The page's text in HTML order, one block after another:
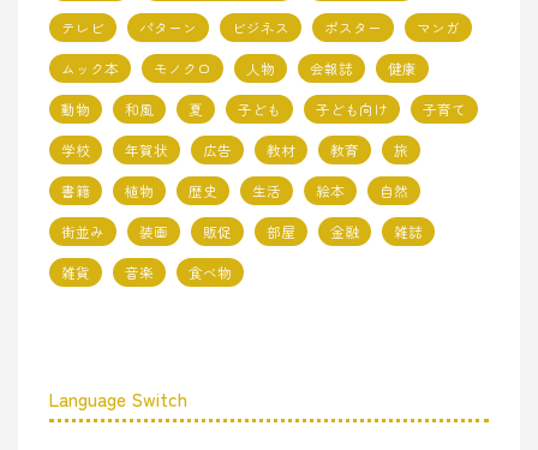
テレビ
パターン ビジネス ポスター
マンガ
ムック本
モノクロ 人物 会報誌
健康
動物
和風 夏 子ども 子ども向け
子育て
学校
年賀状 広告 教材 教育
旅
書籍
植物 歴史 生活 絵本
自然
街並み
装画 販促 部屋 金融
雑誌
雑貨
音楽 食べ物
Language Switch